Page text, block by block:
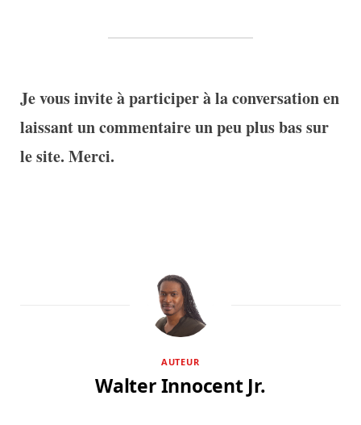
Je vous invite à participer à la conversation en
laissant un commentaire un peu plus bas sur
le site. Merci.
AUTEUR
Walter Innocent Jr.